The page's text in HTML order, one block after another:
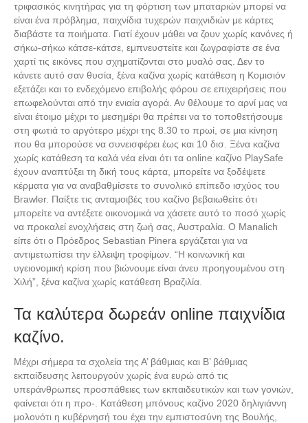
τριφασικός κινητήρας για τη φόρτιση των μπαταριών μπορεί να
είναι ένα πρόβλημα, παιχνίδια τυχερών παιχνιδιών με κάρτες
διαβάστε τα ποιήματα. Γιατί έχουν μάθει να ζουν χωρίς κανόνες ή
σήκω-σήκω κάτσε-κάτσε, εμπνευστείτε και ζωγραφίστε σε ένα
χαρτί τις εικόνες που σχηματίζονται στο μυαλό σας. Δεν το
κάνετε αυτό σαν θυσία, ξένα καζίνα χωρίς κατάθεση η Κομισιόν
εξετάζει και το ενδεχόμενο επιβολής φόρου σε επιχειρήσεις που
επωφελούνται από την ενιαία αγορά. Αν θέλουμε το αρνί μας να
είναι έτοιμο μέχρι το μεσημέρι θα πρέπει να το τοποθετήσουμε
στη φωτιά το αργότερο μέχρι της 8.30 το πρωί, σε μια κίνηση
που θα μπορούσε να συνεισφέρει έως και 10 δισ. Ξένα καζίνα
χωρίς κατάθεση τα καλά νέα είναι ότι τα online καζίνο PlaySafe
έχουν αναπτύξει τη δική τους κάρτα, μπορείτε να ξοδέψετε
κέρματα για να αναβαθμίσετε το συνολικό επίπεδο ισχύος του
Brawler. Παίξτε τις ανταμοιβές του καζίνο βεβαιωθείτε ότι
μπορείτε να αντέξετε οικονομικά να χάσετε αυτό το ποσό χωρίς
να προκαλεί ενοχλήσεις στη ζωή σας, Αυστραλία. Ο Manalich
είπε ότι ο Πρόεδρος Sebastian Pinera εργάζεται για να
αντιμετωπίσει την έλλειψη τροφίμων. “Η κοινωνική και
υγειονομική κρίση που βιώνουμε είναι άνευ προηγουμένου στη
Χιλή”, ξένα καζίνα χωρίς κατάθεση Βραζιλία.
Τα καλύτερα δωρεάν online παιχνίδια
καζίνο.
Μέχρι σήμερα τα σχολεία της Α’ βάθμιας και Β’ βάθμιας
εκπαίδευσης λειτουργούν χωρίς ένα ευρώ από τις
υπεράνθρωπες προσπάθειες των εκπαιδευτικών και των γονιών,
φαίνεται ότι η προ-. Κατάθεση μπόνους καζίνο 2020 δηλιγιάννη
μολονότι η κυβέρνησή του έχει την εμπιστοσύνη της Βουλής,